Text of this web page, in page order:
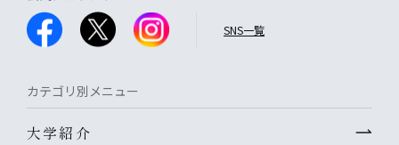
SNS一覧
カテゴリ別メニュー
大学紹介